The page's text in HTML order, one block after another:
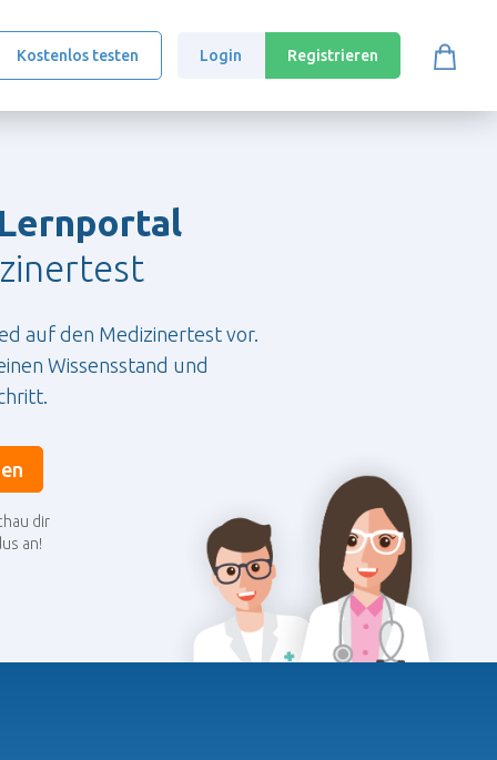
Kostenlos testen Login Registrieren
auf den Medizinertest vor.
Wissensstand und
dir
an!